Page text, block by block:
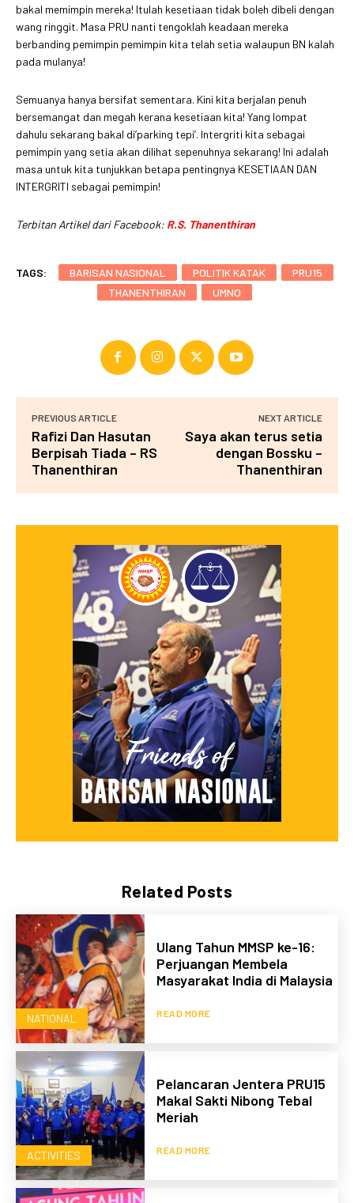
Related Posts
NATIONAL
Ulang Tahun MMSP ke-16:
Perjuangan Membela
Masyarakat India di Malaysia
READ MORE
ACTIVITIES
Pelancaran Jentera PRU15
Makal Sakti Nibong Tebal
Meriah
READ MORE
bakal memimpin mereka! Itulah kesetiaan tidak boleh dibeli dengan
wang ringgit. Masa PRU nanti tengoklah keadaan mereka
berbanding pemimpin pemimpin kita telah setia walaupun BN kalah
pada mulanya!
Semuanya hanya bersifat sementara. Kini kita berjalan penuh
bersemangat dan megah kerana kesetiaan kita! Yang lompat
dahulu sekarang bakal di’parking tepi’. Intergriti kita sebagai
pemimpin yang setia akan dilihat sepenuhnya sekarang! Ini adalah
masa untuk kita tunjukkan betapa pentingnya KESETIAAN DAN
INTERGRITI sebagai pemimpin!
Terbitan Artikel dari Facebook: R.S. Thanenthiran
TAGS: BARISAN NASIONAL POLITIK KATAK
PRU15
THANENTHIRAN
UMNO
PREVIOUS ARTICLE
Rafizi Dan Hasutan
Berpisah Tiada – RS
Thanenthiran
NEXT ARTICLE
Saya akan terus setia
dengan Bossku –
Thanenthiran